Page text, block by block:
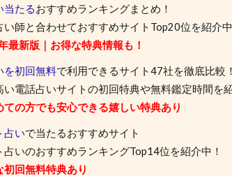
当たるおすすめランキングまとめ！
い師と合わせておすすめサイトTop20位を紹介中
最新版｜お得な特典情報も！
を初回無料で利用できるサイト47社を徹底比較！
い電話占いサイトの初回特典や無料鑑定時間を
の方でも安心できる嬉しい特典あり
占いで当たるおすすめサイト
占いのおすすめランキングTop14位を紹介中！
回無料特典あり